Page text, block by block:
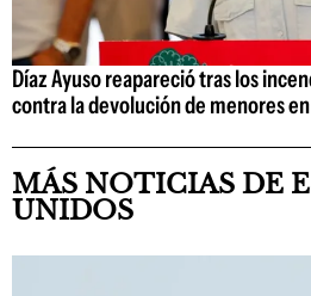
Díaz Ayuso reapareció tras los
contra la devolución de menores
MÁS NOTICIAS DE
UNIDOS